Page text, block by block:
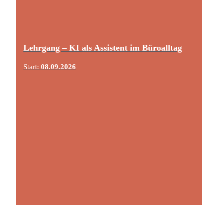
Lehrgang – KI als Assistent im Büroalltag
Start: 08.09.2026